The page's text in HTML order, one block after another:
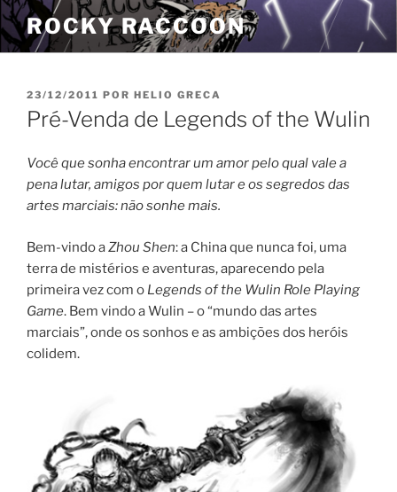
Pular
para
o
ROCKY RACCOON
PUBLICADO
EM
23/12/2011 POR HELIO GRECA
Pré-Venda de Legends of the Wulin
Você que sonha encontrar um amor pelo qual vale a
pena lutar, amigos por quem lutar e os segredos das
artes marciais: não sonhe mais.
Bem-vindo aZhou Shen: a China que nunca foi, uma
terra de mistérios e aventuras, aparecendo pela
primeira vez com o Legends of the Wulin Role Playing
Game. Bem vindo a Wulin – o “mundo das artes
marciais”, onde os sonhos e as ambições dos heróis
colidem.